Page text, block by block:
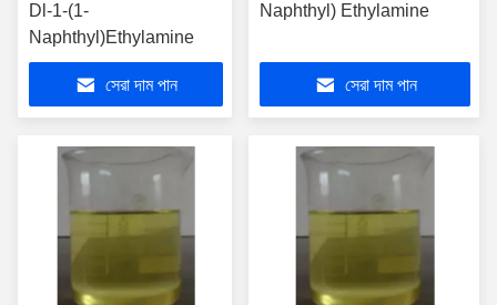
Dl-1-(1-
Naphthyl)Ethylamine
সেরা দাম পান
Naphthyl) Ethylamine
সেরা দাম পান